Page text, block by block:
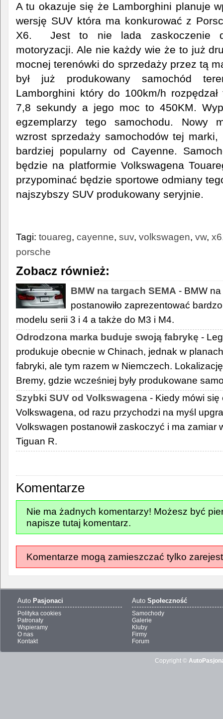
A tu okazuje się że Lamborghini planuje
wersję SUV która ma konkurować z
X6. Jest to nie lada zaskoczenie
motoryzacji. Ale nie każdy wie że to już
mocnej terenówki do sprzedaży przez tą
był już produkowany samochód
Lamborghini który do 100km/h
7,8 sekundy a jego moc to 450KM.
egzemplarzy tego samochodu. Nowy
wzrost sprzedaży samochodów tej
bardziej popularny od Cayenne.
będzie na platformie Volkswagena
przypominać będzie sportowe odmiany
najszybszy SUV produkowany seryjnie.
Tagi: touareg, cayenne, suv, volkswagen, vw, x6
porsche
Zobacz również:
BMW na targach SEMA - BMW
postanowiło zaprezentować
modelu serii 3 i 4 a także do M3 i M4.
Odrodzona marka buduje swoją fabrykę -
produkuje obecnie w Chinach, jednak w
fabryki, ale tym razem w Niemczech.
Bremy, gdzie wcześniej były produkowane
Szybki SUV od Volkswagena - Kiedy mówi
Volkswagena, od razu przychodzi na myśl
Volkswagen postanowił zaskoczyć i ma zamiar
Tiguan R.
Komentarze
Nie ma żadnych komentarzy! Możesz być
napisze tutaj komentarz.
Komentarze mogą zamieszczać tylko
Auto Pasjonaci
Polityka cookies
Patronaty
Wspieramy
O nas
Kontakt
Auto Społeczność
Samochody
Galerie
Kluby
Firmy
Forum
Copyright ©